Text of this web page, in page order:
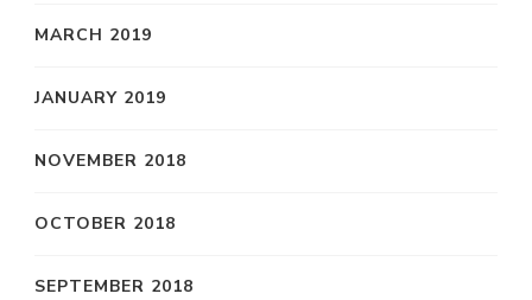
MARCH 2019
JANUARY 2019
NOVEMBER 2018
OCTOBER 2018
SEPTEMBER 2018